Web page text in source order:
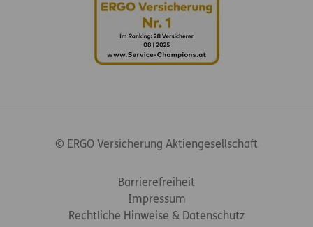
© ERGO Versicherung Aktiengesellschaft
Barrierefreiheit
Impressum
Rechtliche Hinweise & Datenschutz